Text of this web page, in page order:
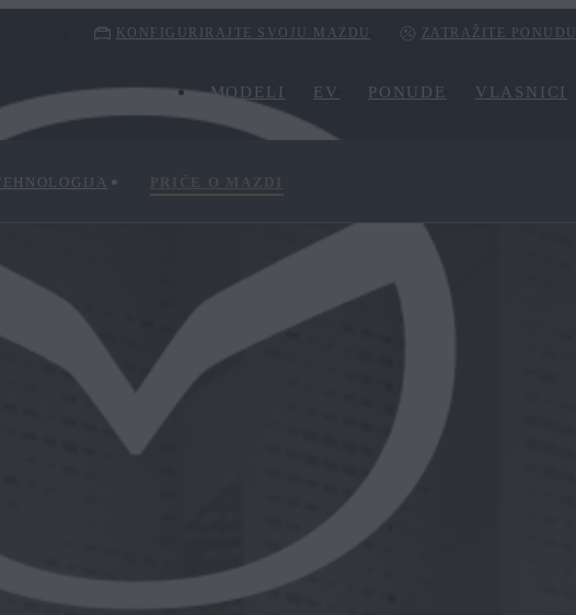
KONFIGURIRAJTE SVOJU MAZDU ZATRAŽITE PONUDU
MODELI EV PONUDE VLASNICI
PRIČE O MAZDI